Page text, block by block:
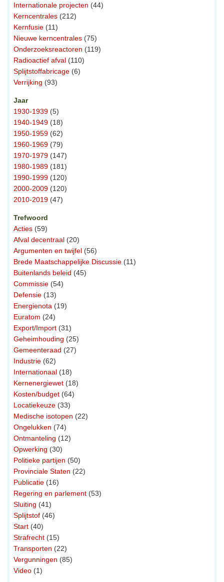
Internationale projecten (44)
Kerncentrales (212)
Kernfusie (11)
Nieuwe kerncentrales (75)
Onderzoeksreactoren (119)
Radioactief afval (110)
Splijtstoffabricage (6)
Verrijking (93)
Jaar
1930-1939 (5)
1940-1949 (18)
1950-1959 (62)
1960-1969 (79)
1970-1979 (147)
1980-1989 (181)
1990-1999 (120)
2000-2009 (120)
2010-2019 (47)
Trefwoord
Acties (59)
Afval decentraal (20)
Argumenten en twijfel (56)
Brede Maatschappelijke Discussie (11)
Buitenlands beleid (45)
Commissie (54)
Defensie (13)
Energienota (19)
Euratom (24)
Export/Import (31)
Geheimhouding (25)
Gemeenteraad (27)
Industrie (62)
Internationaal (18)
Kernenergiewet (18)
Kosten/budget (64)
Locatiekeuze (33)
Medische isotopen (22)
Ongelukken (74)
Ontmanteling (12)
Opwerking (30)
Politieke partijen (50)
Provinciale Staten (22)
Publicatie (16)
Regering en parlement (53)
Sluiting (41)
Splijtstof (46)
Start (40)
Strafrecht (15)
Transporten (22)
Vergunningen (85)
Video (1)